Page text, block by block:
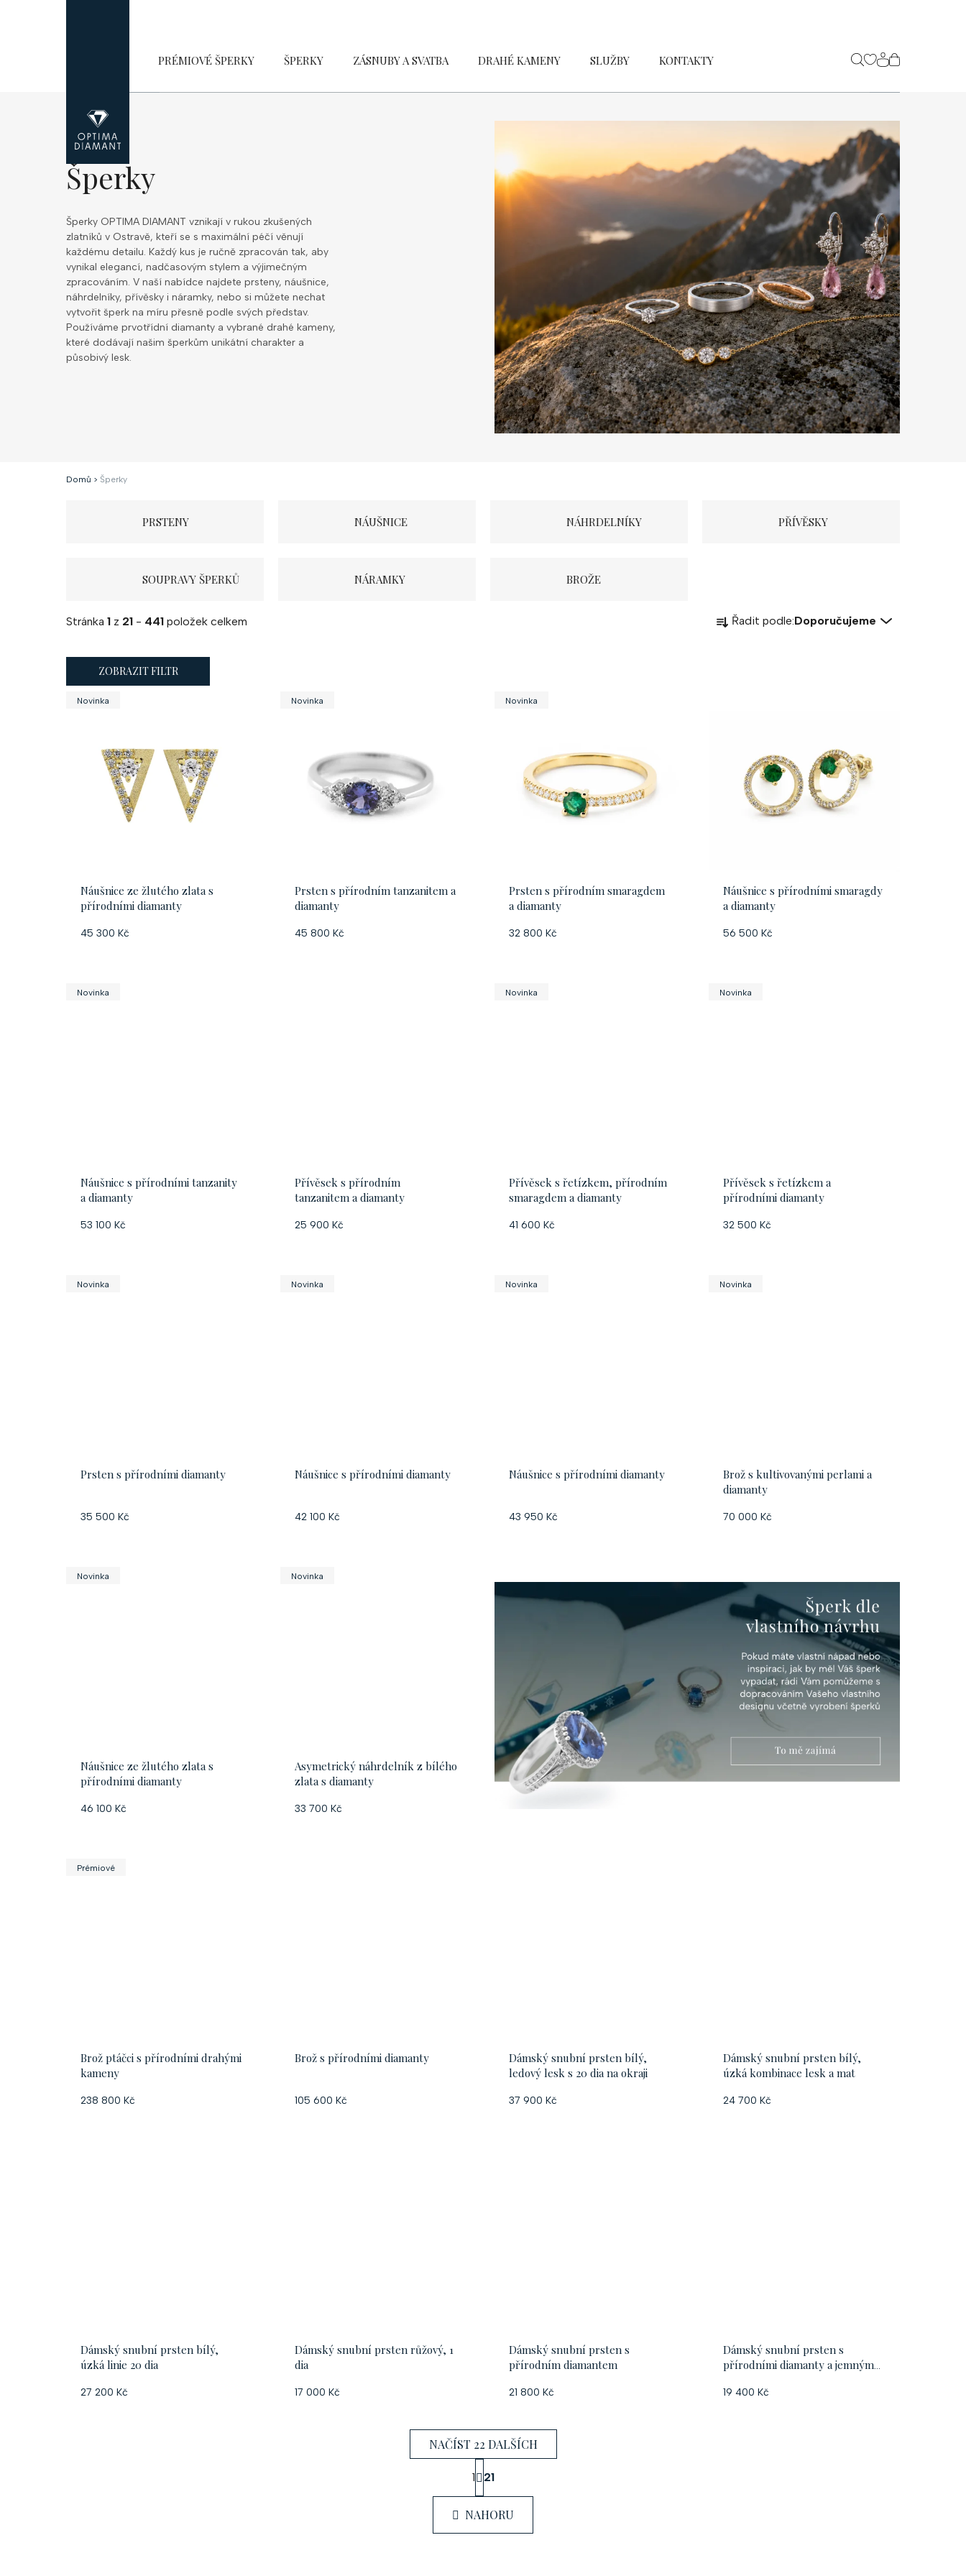
PRÉMIOVÉ ŠPERKY ŠPERKY ZÁSNUBY A SVATBA DRAHÉ KAMENY SLUŽBY KONTAKTY
NÁKUPNÍ
KOŠÍK
Šperky
Šperky OPTIMA DIAMANT vznikají v rukou zkušených
zlatníků v Ostravě, kteří se s maximální péčí věnují
každému detailu. Každý kus je ručně zpracován tak, aby
vynikal elegancí, nadčasovým stylem a výjimečným
zpracováním. V naší nabídce najdete prsteny, náušnice,
náhrdelníky, přívěsky i náramky, nebo si můžete nechat
vytvořit šperk na míru přesně podle svých představ.
Používáme prvotřídní diamanty a vybrané drahé kameny,
které dodávají našim šperkům unikátní charakter a
působivý lesk.
Domů > Šperky
PRSTENY NÁUŠNICE NÁHRDELNÍKY PŘÍVĚSKY
SOUPRAVY ŠPERKŮ NÁRAMKY BROŽE
Stránka 1 z 21 - 441 položek celkem
Ř
o
d
k
Řadit podle:Doporučujeme
ZOBRAZIT FILTR
V
o
Novinka
Náušnice ze žlutého zlata s
přírodními diamanty
45 300 Kč
Novinka
Prsten s přírodním tanzanitem a
diamanty
45 800 Kč
Novinka
Prsten s přírodním smaragdem
a diamanty
32 800 Kč
Náušnice s přírodními smaragdy
a diamanty
56 500 Kč
Novinka
Náušnice s přírodními tanzanity
a diamanty
53 100 Kč
Přívěsek s přírodním
tanzanitem a diamanty
25 900 Kč
Novinka
Přívěsek s řetízkem, přírodním
smaragdem a diamanty
41 600 Kč
Novinka
Přívěsek s řetízkem a
přírodními diamanty
32 500 Kč
Novinka
Prsten s přírodními diamanty
35 500 Kč
Novinka
Náušnice s přírodními diamanty
42 100 Kč
Novinka
Náušnice s přírodními diamanty
43 950 Kč
Novinka
Brož s kultivovanými perlami a
diamanty
70 000 Kč
Novinka
Náušnice ze žlutého zlata s
přírodními diamanty
46 100 Kč
Novinka
Asymetrický náhrdelník z bílého
zlata s diamanty
33 700 Kč
Prémiové
Brož ptáčci s přírodními drahými
kameny
238 800 Kč
Brož s přírodními diamanty
105 600 Kč
Dámský snubní prsten bílý,
ledový lesk s 20 dia na okraji
37 900 Kč
Dámský snubní prsten bílý,
úzká kombinace lesk a mat
24 700 Kč
Dámský snubní prsten bílý,
úzká linie 20 dia
27 200 Kč
Dámský snubní prsten růžový, 1
dia
17 000 Kč
Dámský snubní prsten s
přírodním diamantem
21 800 Kč
Dámský snubní prsten s
přírodními diamanty a jemným
19 400 Kč
O
v
l
NAČÍST 22 DALŠÍCH
S
t
r
á
1 21
NAHORU